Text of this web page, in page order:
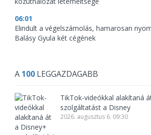
06:01
Elindult a végelszámolás, hamarosan
Balásy Gyula két cégének
A 100 LEGGAZDAGABB
TikTok-videókkal alakítaná
szolgáltatást a Disney
2026. augusztus 6. 09:30